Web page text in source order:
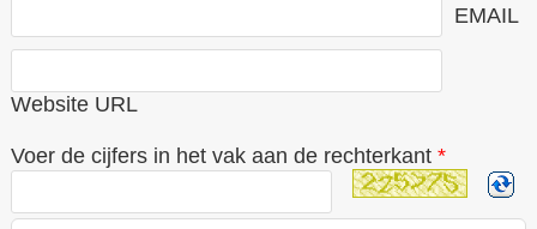
EMAIL
Website URL
Voer de cijfers in het vak aan de rechterkant *